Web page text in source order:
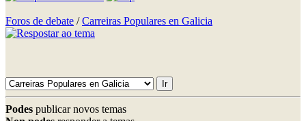
Foros de debate /Carreiras Populares en Galicia
Podes publicar novos temas